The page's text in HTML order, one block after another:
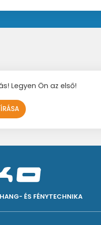
Legyen Ön az első!
ÉS FÉNYTECHNIKA